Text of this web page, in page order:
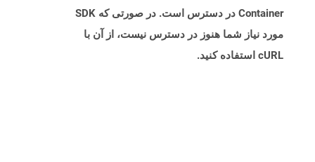
Container در دسترس است. در صورتی که SDK
مورد نیاز شما هنوز در دسترس نیست، از آن با
cURL استفاده کنید.